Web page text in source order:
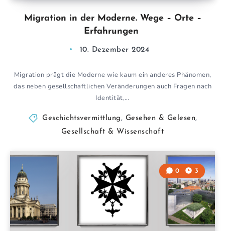
Migration in der Moderne. Wege – Orte –
Erfahrungen
10. Dezember 2024
Migration prägt die Moderne wie kaum ein anderes Phänomen,
das neben gesellschaftlichen Veränderungen auch Fragen nach
Identität,…
Geschichtsvermittlung , Gesehen & Gelesen,
Gesellschaft & Wissenschaft
0 3